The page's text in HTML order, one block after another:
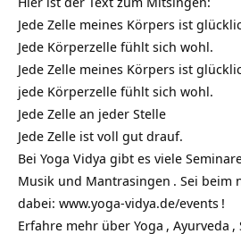
Jede Zelle meines Körpers ist
Jede Körperzelle fühlt sich wohl.
Jede Zelle meines Körpers ist
jede Körperzelle fühlt sich wohl.
Jede Zelle an jeder Stelle
Jede Zelle ist voll gut drauf.
Bei Yoga Vidya gibt es viele
Musik und Mantrasingen . Sei beim
dabei: www.yoga-vidya.de/events !
Erfahre mehr über Yoga , Ayurveda ,